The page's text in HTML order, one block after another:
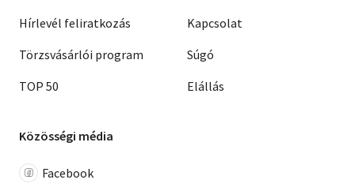
Hírlevél feliratkozás
Törzsvásárlói program
TOP 50
Kapcsolat
Súgó
Elállás
Közösségi média
Facebook